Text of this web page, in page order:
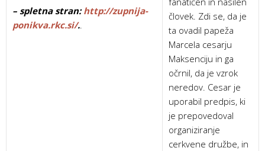
človek. Zdi se, da je
ta ovadil papeža
Marcela cesarju
Maksenciju in ga
očrnil, da je vzrok
neredov. Cesar je
uporabil predpis, ki
je prepovedoval
organiziranje
cerkvene družbe, in
– spletna stran:http://zupnija-
ponikva.rkc.si/..